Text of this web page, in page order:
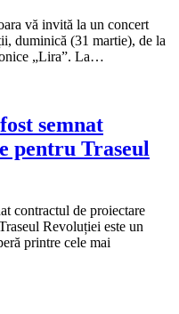
vă invită la un concert
duminică (31 martie), de la
„Lira”. La…
semnat
pentru Traseul
contractul de proiectare
Revoluției este un
printre cele mai